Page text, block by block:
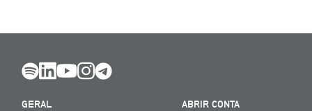
GERAL
ABRIR CONTA